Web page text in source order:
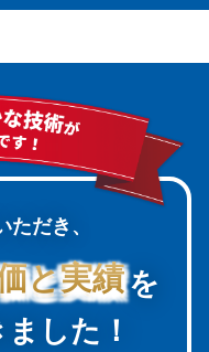
だき、
と実績
と実績を
した！